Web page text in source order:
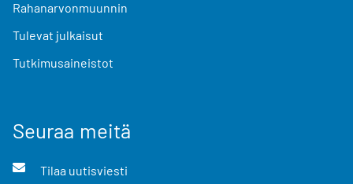
Rahanarvonmuunnin
Tulevat julkaisut
Tutkimusaineistot
Seuraa meitä
Tilaa uutisviesti